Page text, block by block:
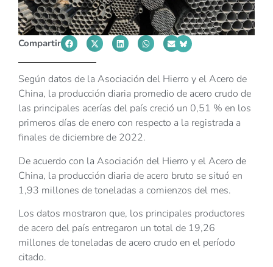
Compartir
Según datos de la Asociación del Hierro y el Acero de
China, la producción diaria promedio de acero crudo de
las principales acerías del país creció un 0,51 % en los
primeros días de enero con respecto a la registrada a
finales de diciembre de 2022.
De acuerdo con la Asociación del Hierro y el Acero de
China, la producción diaria de acero bruto se situó en
1,93 millones de toneladas a comienzos del mes.
Los datos mostraron que, los principales productores
de acero del país entregaron un total de 19,26
millones de toneladas de acero crudo en el período
citado.